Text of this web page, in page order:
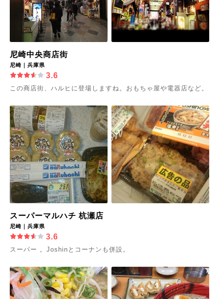
尼崎中央商店街
尼崎｜兵庫県
3.6
この商店街、ハルヒに登場しますね。おもちゃ屋や電器店など。
スーパーマルハチ 杭瀬店
尼崎｜兵庫県
3.6
スーパー 。Joshinとコーナンも併設。